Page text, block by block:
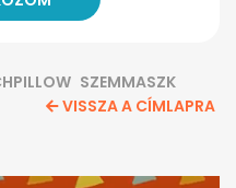
SZEMMASZK
VISSZA A CÍMLAPRA